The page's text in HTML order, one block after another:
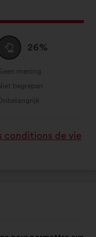
26%
mening
begrepen
conditions de vie
onze
te